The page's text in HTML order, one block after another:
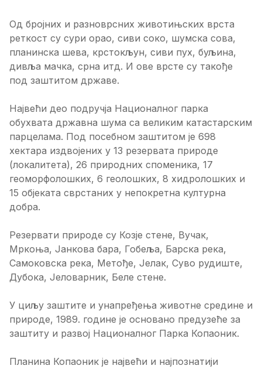
Од бројних и разноврсних животињских врста
реткост су сури орао, сиви соко, шумска сова,
планинска шева, крстокљун, сиви пух, буљина,
дивља мачка, срна итд. И ове врсте су такође
под заштитом државе.
Највећи део подручја Националног парка
обухвата државна шума са великим катастарским
парцелама. Под посебном заштитом је 698
хектара издвојених у 13 резервата природе
(локалитета), 26 природних споменика, 17
геоморфолошких, 6 геолошких, 8 хидролошких и
15 објеката сврстаних у непокретна културна
добра.
Резервати природе су Козје стене, Вучак,
Мркоња, Јанкова бара, Гобеља, Барска река,
Самоковска река, Метође, Јелак, Суво рудиште,
Дубока, Јеловарник, Беле стене.
У циљу заштите и унапређења животне средине и
природе, 1989. године је основано предузеће за
заштиту и развој Националног Парка Копаоник.
Планина Копаоник је највећи и најпознатији